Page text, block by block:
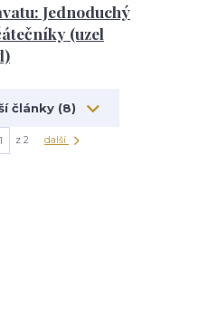
Jednoduchý
(uzel
články (8)
z 2 další